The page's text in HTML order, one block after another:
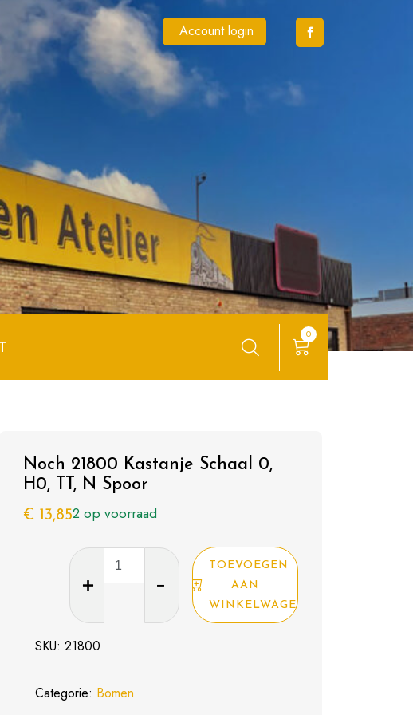
Account login
0
Noch 21800 Kastanje Schaal 0,
H0, TT, N Spoor
€ 13,852 op voorraad
Noch
21800
Schaal
0,
H0,
TT,
TOEVOEGEN
AAN
WINKELWAGEN
SKU:21800
Categorie: Bomen